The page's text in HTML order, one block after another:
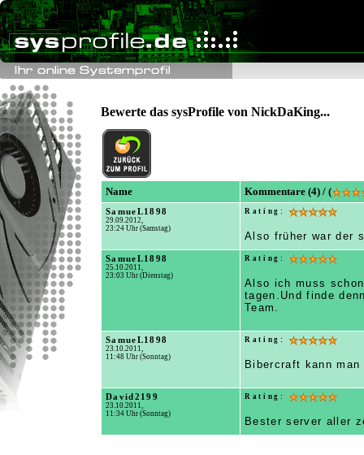
Bewerte das sysProfile von NickDaKing...
Name Kommentare (4) / (
SamueL1898
29.09.2012,
23:24 Uhr (Samstag)
Rating:
Also früher war der
SamueL1898
25.10.2011,
23:03 Uhr (Dienstag)
Rating:
Also ich muss
tagen.Und finde
Team.
SamueL1898
23.10.2011,
11:48 Uhr (Sonntag)
Rating:
Bibercraft kann
David2199
23.10.2011,
11:34 Uhr (Sonntag)
Rating:
Bester server aller